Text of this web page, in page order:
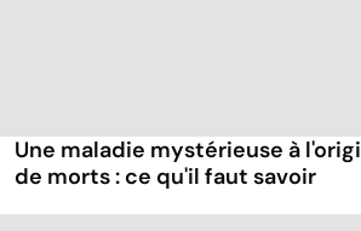
Une maladie mystérieuse à
de morts : ce qu'il faut savoir